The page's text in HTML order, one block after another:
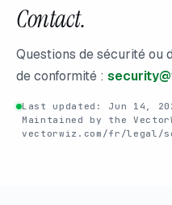
Contact.
Questions de sécurité ou
de conformité :
Last updated: Jun 14,
Maintained by the
vectorwiz.com/fr/legal/